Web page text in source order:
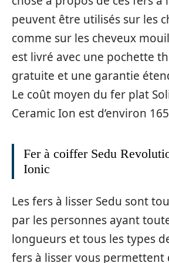
peuvent être utilisés sur les
comme sur les cheveux
est livré avec une pochette
gratuite et une garantie
Le coût moyen du fer plat
Ceramic Ion est d’environ
Fer à coiffer Sedu
Ionic
Les fers à lisser Sedu sont
par les personnes ayant
longueurs et tous les types
fers à lisser vous permettent